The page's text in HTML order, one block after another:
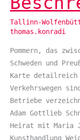
Tallinn-
thomas.konradi
Pommern, das
Schweden und
Karte detailreich
Verkehrswegen
Betriebe
Adam Gottlieb
Heirat mit Maria
Kunsthandlung